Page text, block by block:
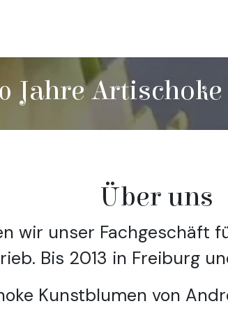
Jahre
Über uns
wir unser Fachgeschäft
Bis 2013 in Freiburg
Kunstblumen von